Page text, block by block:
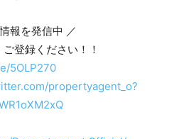
報を発信中 ／
登録ください！！
5OLP270
propertyagent_o?